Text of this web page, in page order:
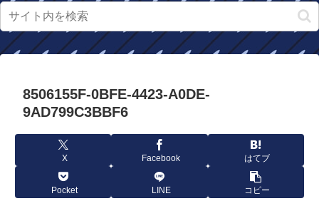
8506155F-0BFE-4423-A0DE-
9AD799C3BBF6
X Facebook はてブ
Pocket LINE コピー